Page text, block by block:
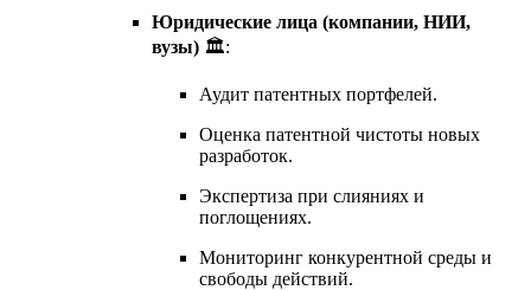
Юридические лица (компании, НИИ,
вузы) 🏛️:
Аудит патентных портфелей.
Оценка патентной чистоты новых
разработок.
Экспертиза при слияниях и
поглощениях.
Мониторинг конкурентной среды и
свободы действий.